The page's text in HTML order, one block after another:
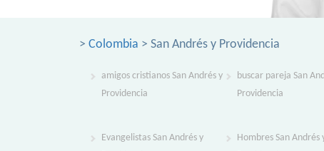
> Colombia > San Andrés y Providencia
amigos cristianos San Andrés y
Providencia
buscar pareja San
Providencia
Evangelistas San Andrés y
Hombres San Andrés